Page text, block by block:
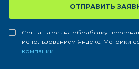
ОТПРАВИТЬ
Соглашаюсь на обработку
использованием Яндекс. Метрики
компании